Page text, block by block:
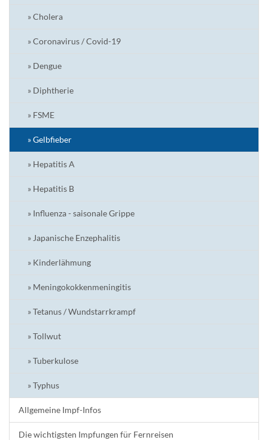
» Cholera
» Coronavirus / Covid-19
» Dengue
» Diphtherie
» FSME
» Gelbfieber
» Hepatitis A
» Hepatitis B
» Influenza - saisonale Grippe
» Japanische Enzephalitis
» Kinderlähmung
» Meningokokkenmeningitis
» Tetanus / Wundstarrkrampf
» Tollwut
» Tuberkulose
» Typhus
Allgemeine Impf-Infos
Die wichtigsten Impfungen für Fernreisen